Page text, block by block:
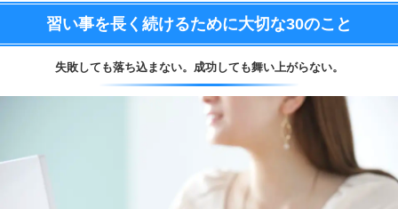
習い事を長く続けるために大切な30のこと
失敗しても落ち込まない。 成功しても舞い上がらない。